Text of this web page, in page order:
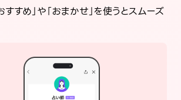
すすめ」や「おまかせ」を使うとスムーズ